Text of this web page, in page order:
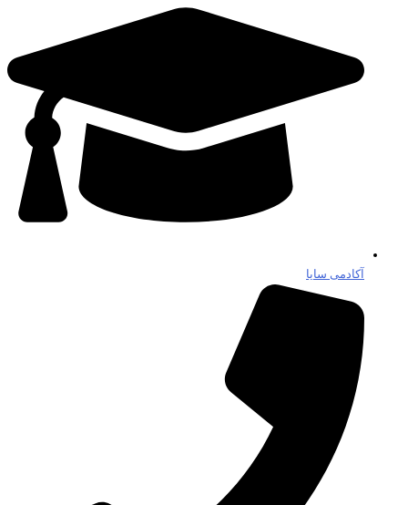
آکادمی سایا